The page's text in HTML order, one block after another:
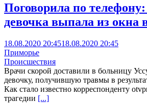
Поговорила по
девочка выпала из окна
18.08.2020 20:4518.08.2020 20:45
Приморье
Происшествия
Врачи скорой доставили в больницу
девочку, получившую травмы в
Как стало известно корреспонденту
трагедии [...]